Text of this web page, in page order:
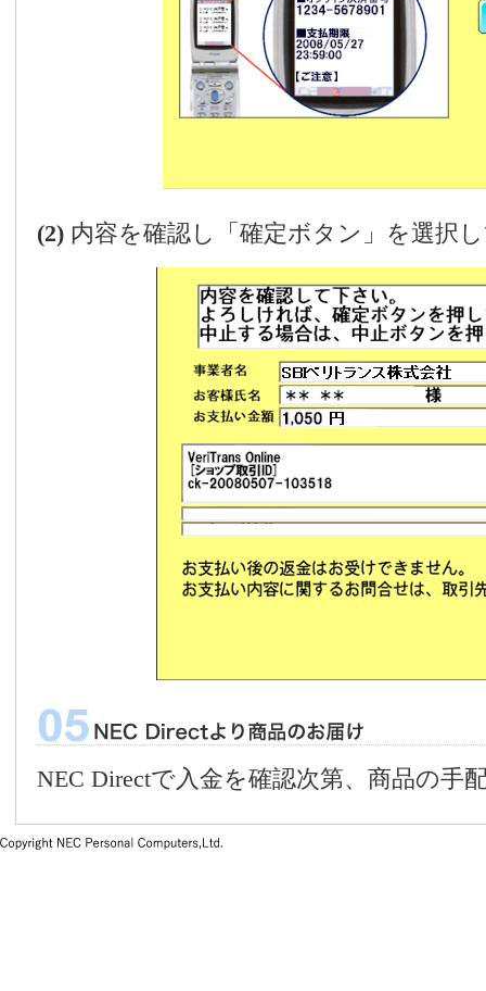
(2) 内容を確認し「確定ボタン」を選択
NEC Directで入金を確認次第、商品の手